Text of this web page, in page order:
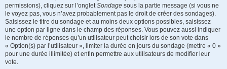
permissions), cliquez sur l’ongletSondage sous la partie message (si vous ne
le voyez pas, vous n’avez probablement pas le droit de créer des sondages).
Saisissez le titre du sondage et au moins deux options possibles, saisissez
une option par ligne dans le champ des réponses. Vous pouvez aussi indiquer
le nombre de réponses qu’un utilisateur peut choisir lors de son vote dans
« Option(s) par l’utilisateur », limiter la durée en jours du sondage (mettre « 0 »
pour une durée illimitée) et enfin permettre aux utilisateurs de modifier leur
vote.